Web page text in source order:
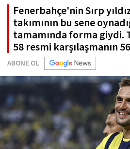
Fenerbahçe'nin Sırp
takımının bu sene
tamamında forma giydi.
58 resmi karşılaşmanın
ABONE OL